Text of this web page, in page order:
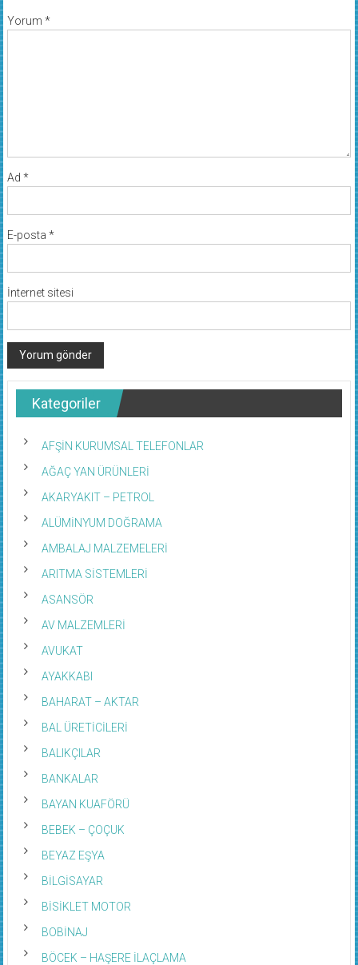
Yorum *
Ad *
E-posta *
İnternet sitesi
Kategoriler
AFŞİN KURUMSAL TELEFONLAR
AĞAÇ YAN ÜRÜNLERİ
AKARYAKIT – PETROL
ALÜMİNYUM DOĞRAMA
AMBALAJ MALZEMELERİ
ARITMA SİSTEMLERİ
ASANSÖR
AV MALZEMLERİ
AVUKAT
AYAKKABI
BAHARAT – AKTAR
BAL ÜRETİCİLERİ
BALIKÇILAR
BANKALAR
BAYAN KUAFÖRÜ
BEBEK – ÇOÇUK
BEYAZ EŞYA
BİLGİSAYAR
BİSİKLET MOTOR
BOBİNAJ
BÖCEK – HAŞERE İLAÇLAMA